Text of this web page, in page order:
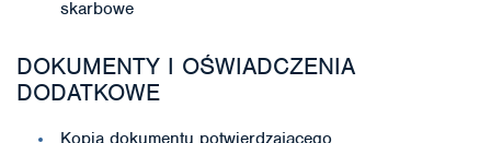
skarbowe
DOKUMENTY I OŚWIADCZENIA
DODATKOWE
Kopia dokumentu potwierdzającego